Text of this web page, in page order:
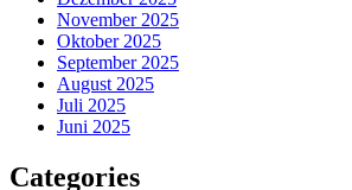
November 2025
Oktober 2025
September 2025
August 2025
Juli 2025
Juni 2025
Categories